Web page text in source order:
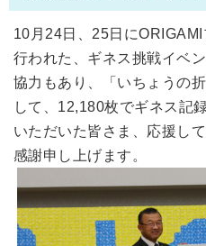
10月24日、25日に
行われた、ギネス挑戦イベ
協力もあり、「いちょうの
して、12,180枚でギネス記
いただいた皆さま、応援し
感謝申し上げます。